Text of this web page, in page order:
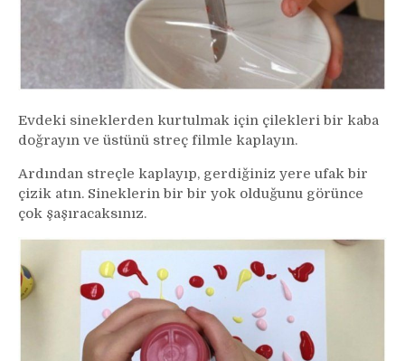
Evdeki sineklerden kurtulmak için çilekleri bir kaba
doğrayın ve üstünü streç filmle kaplayın.
Ardından streçle kaplayıp, gerdiğiniz yere ufak bir
çizik atın. Sineklerin bir bir yok olduğunu görünce
çok şaşıracaksınız.